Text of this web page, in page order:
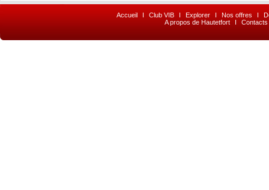
Accueil I Club VIB I Explorer I Nos offres I
A propos de Hautetfort
I Contacts